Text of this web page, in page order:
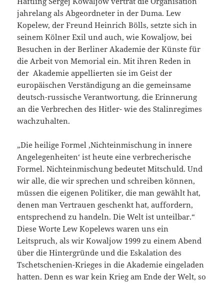
jahrelang als Abgeordneter in der Duma. Lew
Kopelew, der Freund Heinrich Bölls, setzte sich in
seinem Kölner Exil und auch, wie Kowaljow, bei
Besuchen in der Berliner Akademie der Künste für
die Arbeit von Memorial ein. Mit ihren Reden in
der Akademie appellierten sie im Geist der
europäischen Verständigung an die gemeinsame
deutsch-russische Verantwortung, die Erinnerung
an die Verbrechen des Hitler- wie des Stalinregimes
wachzuhalten.
„Die heilige Formel ‚Nichteinmischung in innere
Angelegenheiten‘ ist heute eine verbrecherische
Formel. Nichteinmischung bedeutet Mitschuld. Und
wir alle, die wir sprechen und schreiben können,
müssen die eigenen Politiker, die man gewählt hat,
denen man Vertrauen geschenkt hat, auffordern,
entsprechend zu handeln. Die Welt ist unteilbar.“
Diese Worte Lew Kopelews waren uns ein
Leitspruch, als wir Kowaljow 1999 zu einem Abend
über die Hintergründe und die Eskalation des
Tschetschenien-Krieges in die Akademie eingeladen
hatten. Denn es war kein Krieg am Ende der Welt, so